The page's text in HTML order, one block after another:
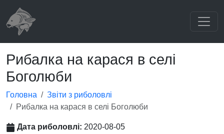
Рибалка на карася в селі
Боголюби
Головна
Звіти з риболовлі
Рибалка на карася в селі Боголюби
Дата риболовлі: 2020-08-05